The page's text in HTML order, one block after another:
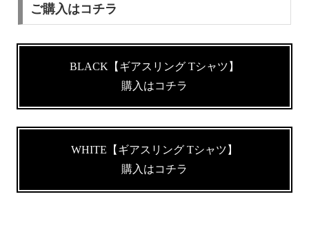
ご購入はコチラ
BLACK【ギアスリング Tシャツ】
購入はコチラ
WHITE【ギアスリング Tシャツ】
購入はコチラ